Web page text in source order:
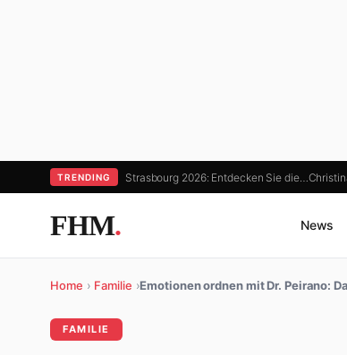
TRENDING Strasbourg 2026: Entdecken Sie die…
FHM. News
Home › Familie ›Emotionen ordnen mit Dr. Peirano:
FAMILIE